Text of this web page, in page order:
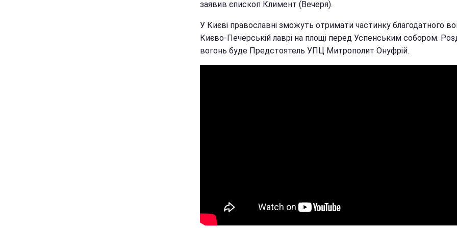
заявив єпископ Климент (Вечеря).
У Києві православні зможуть отримати частинку благодатного
Києво-Печерській лаврі на площі перед Успенським собором.
вогонь буде Предстоятель УПЦ Митрополит Онуфрій.